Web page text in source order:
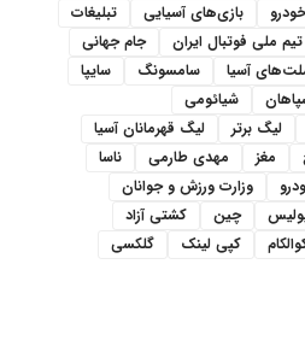
خودرو بازی‌های آسیایی
تبلیغات
تیم ملی فوتبال ایران
جام جهانی
آسیا سامسونگ
سایپا
شیائومی
لیگ برتر
لیگ قهرمانان آسیا
مغز مهدی طارمی
ناسا
وزارت ورزش و جوانان
چین
کشتی آزاد
کپی لینک
گلکسی